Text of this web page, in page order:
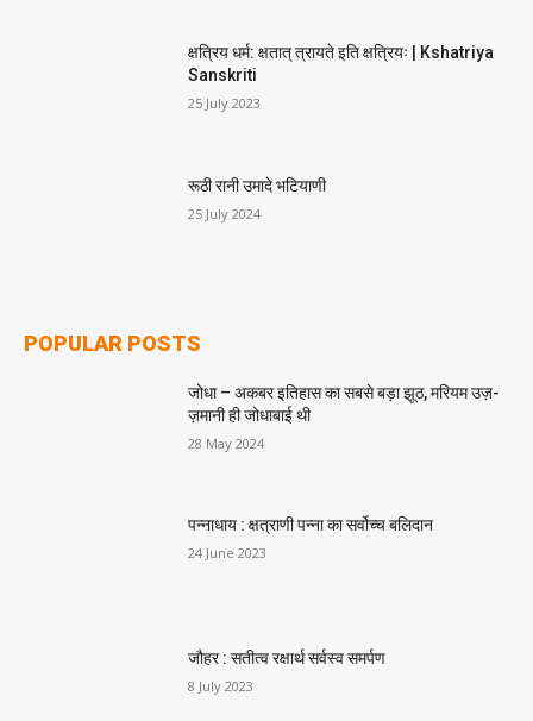
क्षत्रिय धर्म: क्षतात् त्रायते इति क्षत्रियः | Kshatriya
Sanskriti
25 July 2023
रूठी रानी उमादे भटियाणी
25 July 2024
POPULAR POSTS
जोधा – अकबर इतिहास का सबसे बड़ा झूठ, मरियम उज़-
ज़मानी ही जोधाबाई थी
28 May 2024
पन्नाधाय : क्षत्राणी पन्ना का सर्वोच्च बलिदान
24 June 2023
जौहर : सतीत्व रक्षार्थ सर्वस्व समर्पण
8 July 2023